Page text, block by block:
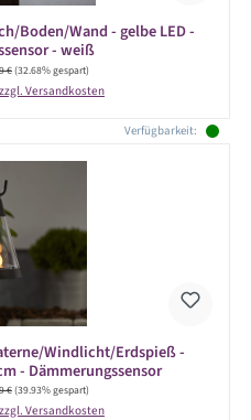
Boden/Wand - gelbe LED -
- weiß
Preis:
€(32.68% gespart)
Versandkosten
Verfügbarkeit:
Windlicht/Erdspieß -
- Dämmerungssensor
Preis:
€(39.93% gespart)
Versandkosten